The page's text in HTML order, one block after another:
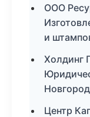
ООО
и
Холдинг
Новгород
Центр